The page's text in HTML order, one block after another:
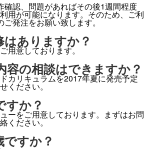
確認、問題があればその後1週間程度
用が可能になります。そのため、ご利
発注をお願い致します。
ありますか？
用意しております。
容の相談はできますか？
カリキュラムを2017年夏に発売予定
ください。
すか？
ーをご用意しております。まずはお問
ください。
すか？